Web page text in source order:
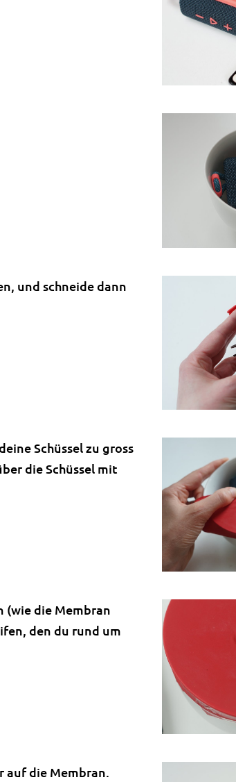
und schneide dann
Schüssel zu gross
die Schüssel mit
(wie die Membran
den du rund um
auf die Membran.